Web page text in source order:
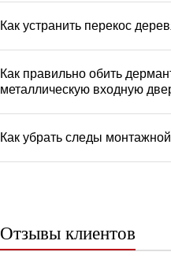
Как устранить перекос
Как правильно обить
металлическую входную
Как убрать следы
Отзывы клиентов